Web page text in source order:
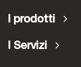
I prodotti
I Servizi